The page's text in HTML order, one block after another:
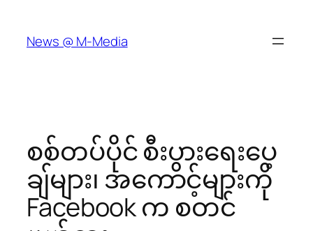
content
News @ M-Media
စစ်တပ်ပိုင် စီးပွားရေးပေ့
ချ်များ၊ အကောင့်များကို
Facebook က စတင်